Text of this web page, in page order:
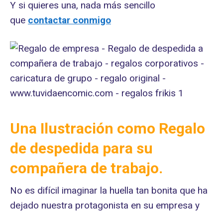
Y si quieres una, nada más sencillo
que contactar conmigo
Una Ilustración como Regalo
de despedida para su
compañera de trabajo.
No es difícil imaginar la huella tan bonita que ha
dejado nuestra protagonista en su empresa y